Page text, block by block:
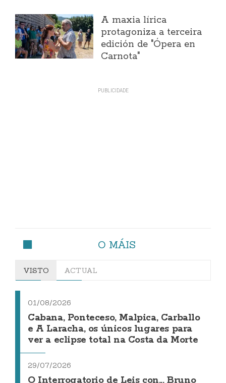
A maxia lírica
protagoniza a terceira
edición de "Ópera en
Carnota"
O MÁIS
VISTO ACTUAL
01/08/2026
Cabana, Ponteceso, Malpica, Carballo
e A Laracha, os únicos lugares para
ver a eclipse total na Costa da Morte
29/07/2026
O Interrogatorio de Leis con... Bruno